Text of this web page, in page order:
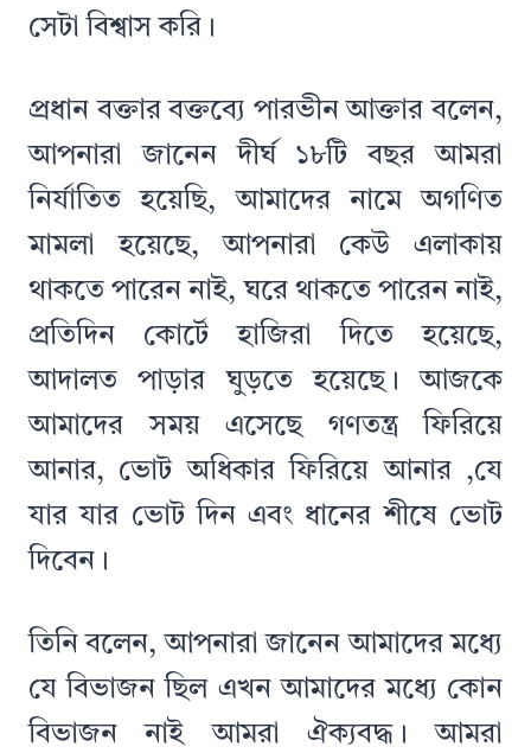
সেটা বিশ্বাস করি।
প্রধান বক্তার বক্তব্যে পারভীন আক্তার বলেন,
আপনারা জানেন দীর্ঘ ১৮টি বছর আমরা
নির্যাতিত হয়েছি, আমাদের নামে অগণিত
মামলা হয়েছে, আপনারা কেউ এলাকায়
থাকতে পারেন নাই, ঘরে থাকতে পারেন নাই,
প্রতিদিন কোর্টে হাজিরা দিতে হয়েছে,
আদালত পাড়ার ঘুড়তে হয়েছে। আজকে
আমাদের সময় এসেছে গণতন্ত্র ফিরিয়ে
আনার, ভোট অধিকার ফিরিয়ে আনার ,যে
যার যার ভোট দিন এবং ধানের শীষে ভোট
দিবেন।
তিনি বলেন, আপনারা জানেন আমাদের মধ্যে
যে বিভাজন ছিল এখন আমাদের মধ্যে কোন
বিভাজন নাই আমরা ঐক্যবদ্ধ। আমরা